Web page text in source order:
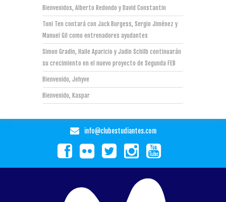
Bienvenidos, Alberto Redondo y David Constantin
Toni Ten contará con Jack Burgess, Sergio Jiménez y
Manuel Gil como entrenadores ayudantes
Simon Gradin, Haile Aparicio y Jadin Schilb continuarán
su crecimiento en el nuevo proyecto de Segunda FEB
Bienvenido, Jehyve
Bienvenido, Kaspar
info@clubestudiantes.com